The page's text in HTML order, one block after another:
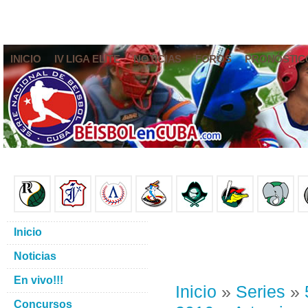
INICIO IV LIGA ELITE NOTICIAS FOROS
Inicio » Series »
Inicio
Noticias
En vivo!!!
Concursos